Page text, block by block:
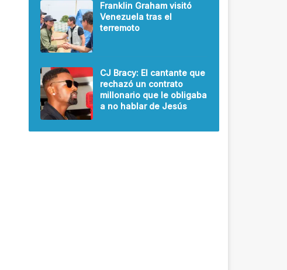
Franklin Graham visitó
Venezuela tras el
terremoto
CJ Bracy: El cantante que
rechazó un contrato
millonario que le obligaba
a no hablar de Jesús